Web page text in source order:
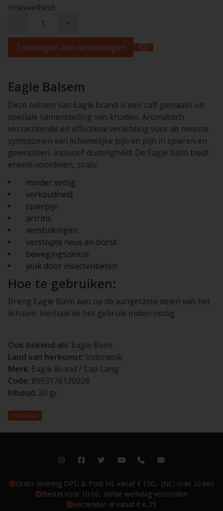
Hoeveelheid:
-
+
Toevoegen aan winkelwagen
Eagle Balsem
Deze balsem van Eagle brand is een zalf gemaakt uit
speciale samenstelling van kruiden. Aromatisch
verzachtende en effectieve verlichting voor de meeste
symptomen van lichamelijke pijn en pijn in spieren en
gewrichten, inclusief duizeligheid. De Eagle balm biedt
enkele voordelen, zoals:
minder vettig
verkoudheid
spierpijn
artritis
verstuikingen
verstopte neus en borst
bewegingsziekte
jeuk door insectenbeten
Hoe te gebruiken:
Breng Eagle Balm aan op de aangetaste delen van het
lichaam. Herhaal de het gebruik indien nodig
Ook bekend als: Eagle Balm
Land van herkomst: Indonesië
Merk: Eagle Brand / Cap Lang
Code: 8993176120028
Inhoud: 20 gr
Indonesia
Gratis levering DPD & Post NL vanaf € 100,- (NL) max 20 kilo
Bestel voor 10:00, zelfde werkdag verzonden
Verzenden al vanaf € 6,25